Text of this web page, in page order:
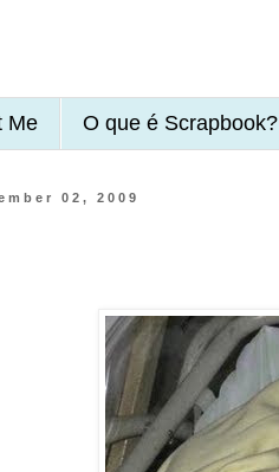
Me O que é Scrapbook?
02, 2009